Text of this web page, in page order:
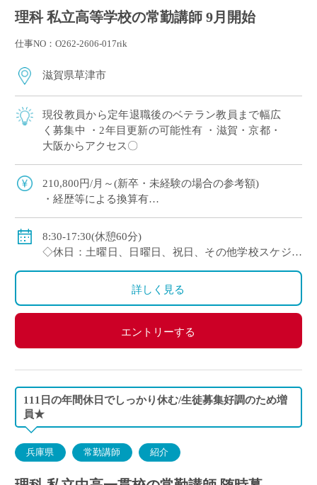
理科 私立高等学校の常勤講師 9月開始
仕事NO：O262-2606-017rik
滋賀県草津市
現役教員から定年退職後のベテラン教員まで幅広
く募集中 ・2年目更新の可能性有 ・滋賀・京都・
大阪からアクセス〇
210,800円/月～(新卒・未経験の場合の参考額)
・経歴等による換算有
◇手当：各種有
◇保険：私学共済、雇用保険、労災保険
8:30-17:30(休憩60分)
◇休日：土曜日、日曜日、祝日、その他学校スケジュ
詳しく見る
エントリーする
111日の年間休日でしっかり休む/生徒募集好調のため増
員★
兵庫県 常勤講師 紹介